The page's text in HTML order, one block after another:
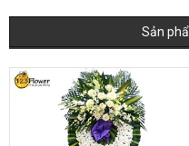
Sản